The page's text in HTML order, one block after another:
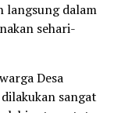
langsung dalam
sehari-
Desa
sangat